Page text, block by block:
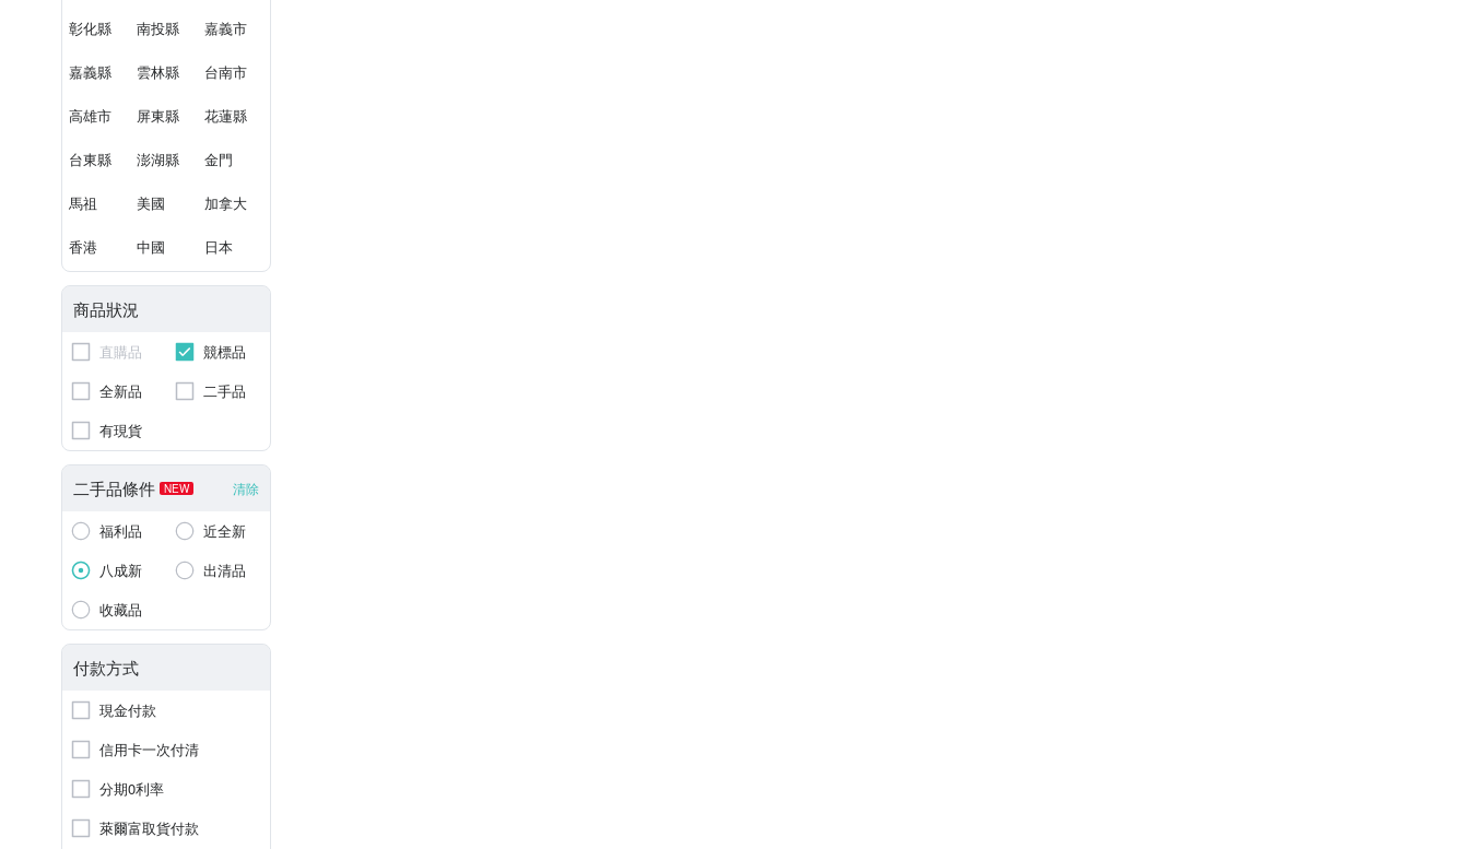
彰化縣 南投縣 嘉義市
嘉義縣 雲林縣 台南市
高雄市 屏東縣 花蓮縣
台東縣 澎湖縣 金門
馬祖 美國 加拿大
香港 中國 日本
商品狀況
直購品
競標品
全新品
二手品
有現貨
二手品條件 NEW 清除
福利品
近全新
八成新
出清品
收藏品
付款方式
現金付款
信用卡一次付清
分期0利率
萊爾富取貨付款